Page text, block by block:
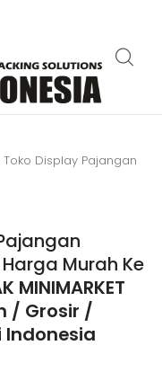
Display Pajangan
Murah Ke
MINIMARKET
/ Grosir /
Indonesia